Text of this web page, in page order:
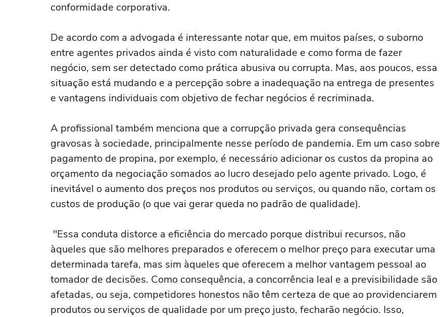
conformidade corporativa.
De acordo com a advogada é interessante notar que, em muitos países, o suborno
entre agentes privados ainda é visto com naturalidade e como forma de fazer
negócio, sem ser detectado como prática abusiva ou corrupta. Mas, aos poucos, essa
situação está mudando e a percepção sobre a inadequação na entrega de presentes
e vantagens individuais com objetivo de fechar negócios é recriminada.
A profissional também menciona que a corrupção privada gera consequências
gravosas à sociedade, principalmente nesse período de pandemia. Em um caso sobre
pagamento de propina, por exemplo, é necessário adicionar os custos da propina ao
orçamento da negociação somados ao lucro desejado pelo agente privado. Logo, é
inevitável o aumento dos preços nos produtos ou serviços, ou quando não, cortam os
custos de produção (o que vai gerar queda no padrão de qualidade).
"Essa conduta distorce a eficiência do mercado porque distribui recursos, não
àqueles que são melhores preparados e oferecem o melhor preço para executar uma
determinada tarefa, mas sim àqueles que oferecem a melhor vantagem pessoal ao
tomador de decisões. Como consequência, a concorrência leal e a previsibilidade são
afetadas, ou seja, competidores honestos não têm certeza de que ao providenciarem
produtos ou serviços de qualidade por um preço justo, fecharão negócio. Isso,